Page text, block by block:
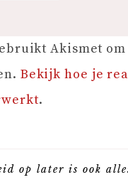
Akismet om
Bekijk hoe je
.
op later is ook